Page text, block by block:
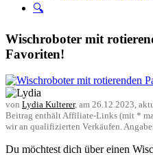
🔍
Wischroboter mit
Favoriten!
von Lydia Kulterer, am 26.12.2023,
Beitrag enthält Affiliate-Links (mit *
wir an qualifizierten Verkäufen.
Du möchtest dich über einen